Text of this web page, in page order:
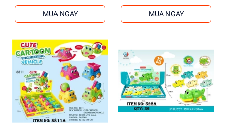
MUA NGAY MUA NGAY